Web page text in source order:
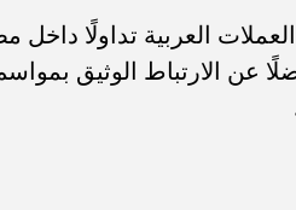
العربية تداولًا داخل
عن الارتباط الوثيق